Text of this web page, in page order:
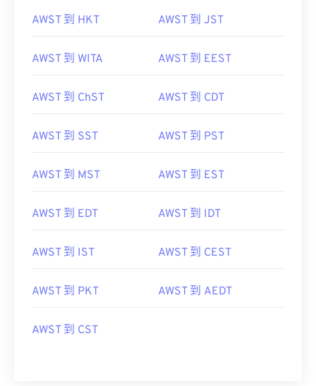
AWST 到 HKT AWST 到 JST
AWST 到 WITA AWST 到 EEST
AWST 到 ChST AWST 到 CDT
AWST 到 SST AWST 到 PST
AWST 到 MST AWST 到 EST
AWST 到 EDT AWST 到 IDT
AWST 到 IST AWST 到 CEST
AWST 到 PKT AWST 到 AEDT
AWST 到 CST